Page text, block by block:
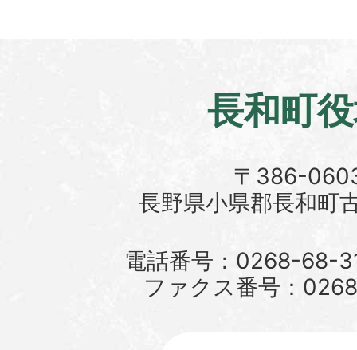
長和町
〒386-
長野県小県郡長和町
電話番号：0268-68-
ファクス番号：